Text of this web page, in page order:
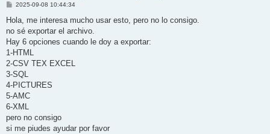
P
s
2025-09-08 10:44:34
Hola, me interesa mucho usar esto, pero no lo consigo.
no sé exportar el archivo.
Hay 6 opciones cuando le doy a exportar:
1-HTML
2-CSV TEX EXCEL
3-SQL
4-PICTURES
5-AMC
6-XML
pero no consigo
si me piudes ayudar por favor